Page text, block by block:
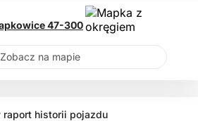
raport historii pojazdu
47-300
Zobacz na mapie